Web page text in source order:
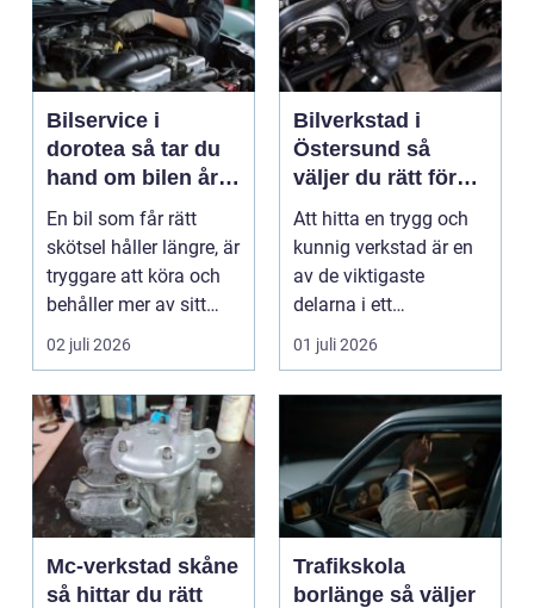
Bilservice i
dorotea så tar du
hand om bilen året
runt
En bil som får rätt
skötsel håller längre, är
tryggare att köra och
behåller mer av sitt
värde. I no...
02 juli 2026
Bilverkstad i
Östersund så
väljer du rätt för
din bil
Att hitta en trygg och
kunnig verkstad är en
av de viktigaste
delarna i ett
problemfritt bilägande.
01 juli 2026
Mc-verkstad skåne
så hittar du rätt
Trafikskola
borlänge så väljer